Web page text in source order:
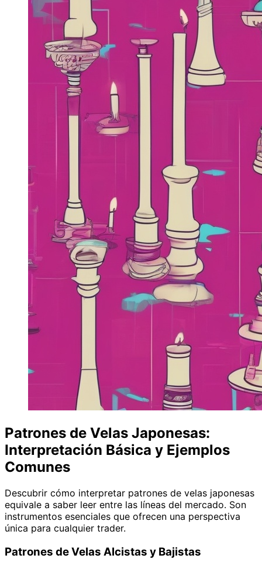
Patrones de Velas Japonesas:
Interpretación Básica y Ejemplos
Comunes
Descubrir cómo interpretar patrones de velas japonesas
equivale a saber leer entre las líneas del mercado. Son
instrumentos esenciales que ofrecen una perspectiva
única para cualquier trader.
Patrones de Velas Alcistas y Bajistas